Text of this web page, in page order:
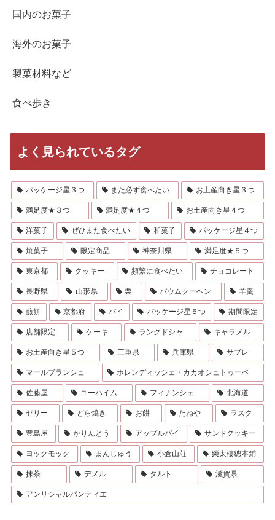
国内のお菓子
海外のお菓子
製菓材料など
食べ歩き
よく見られているタグ
パッケージ星３つ また必ず食べたい お土産向き星３つ
満足度★３つ 満足度★４つ お土産向き星４つ
洋菓子 ぜひまた食べたい 和菓子 パッケージ星４つ
焼菓子 限定商品 神奈川県 満足度★５つ
東京都 クッキー 頻繁に食べたい チョコレート
長野県 山形県 栗 バウムクーヘン 羊羹
煎餅 京都府 パイ パッケージ星５つ 期間限定
店舗限定 ケーキ ラングドシャ キャラメル
お土産向き星５つ 三重県 兵庫県 サブレ
マールブランシュ ホレンディッシェ・カカオシュトゥーベ
佐藤屋 ユーハイム フィナンシェ 北海道
ゼリー どら焼き お餅 たねや ラスク
豊島屋 かりんとう アップルパイ サンドクッキー
ヨックモック まんじゅう 小倉山荘 榮太樓總本鋪
抹茶 デメル タルト 滋賀県
アンリシャルパンティエ